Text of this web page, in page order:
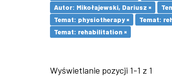
Autor: Mikołajewski, Dariusz ×
Temat: physiotherapy ×
Temat:
Temat: rehabilitation ×
Wyświetlanie pozycji 1-1 z 1